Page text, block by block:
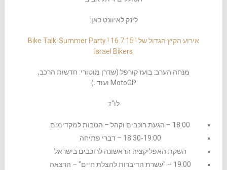
לינק לאיוונט כאן:
אירוע הקיץ הגדול של Bike Talk-Summer Party ! 16.7.15 !
Israel Bikers
מנחה הערב: בועז קורפל (שדרן מוטורי: חדשות הרכב,
MotoGP ועוד..)
לו"ז:
18:00 – הגעת רוכבים וקהל – הטבות למקדימים
18:30-19:00 – דברי פתיחה
השקת האפליקציה הראשונה לרוכבים בישראל
19:00 – "עשרת הדיברות להצלת חיים" – הרצאה